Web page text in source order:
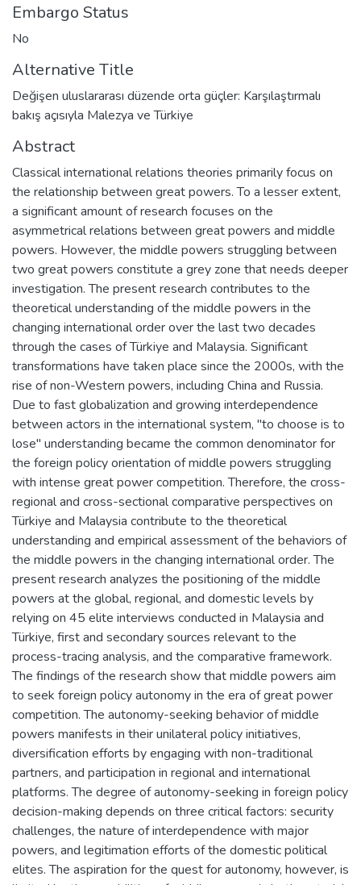
Embargo Status
No
Alternative Title
Değişen uluslararası düzende orta güçler: Karşılaştırmalı
bakış açısıyla Malezya ve Türkiye
Abstract
Classical international relations theories primarily focus on
the relationship between great powers. To a lesser extent,
a significant amount of research focuses on the
asymmetrical relations between great powers and middle
powers. However, the middle powers struggling between
two great powers constitute a grey zone that needs deeper
investigation. The present research contributes to the
theoretical understanding of the middle powers in the
changing international order over the last two decades
through the cases of Türkiye and Malaysia. Significant
transformations have taken place since the 2000s, with the
rise of non-Western powers, including China and Russia.
Due to fast globalization and growing interdependence
between actors in the international system, "to choose is to
lose" understanding became the common denominator for
the foreign policy orientation of middle powers struggling
with intense great power competition. Therefore, the cross-
regional and cross-sectional comparative perspectives on
Türkiye and Malaysia contribute to the theoretical
understanding and empirical assessment of the behaviors of
the middle powers in the changing international order. The
present research analyzes the positioning of the middle
powers at the global, regional, and domestic levels by
relying on 45 elite interviews conducted in Malaysia and
Türkiye, first and secondary sources relevant to the
process-tracing analysis, and the comparative framework.
The findings of the research show that middle powers aim
to seek foreign policy autonomy in the era of great power
competition. The autonomy-seeking behavior of middle
powers manifests in their unilateral policy initiatives,
diversification efforts by engaging with non-traditional
partners, and participation in regional and international
platforms. The degree of autonomy-seeking in foreign policy
decision-making depends on three critical factors: security
challenges, the nature of interdependence with major
powers, and legitimation efforts of the domestic political
elites. The aspiration for the quest for autonomy, however, is